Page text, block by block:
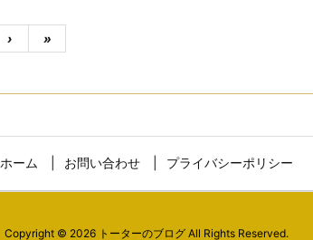
› »
ホーム お問い合わせ プライバシーポリシー
Copyright © 2026 トーターのブログ All Rights Reserved.